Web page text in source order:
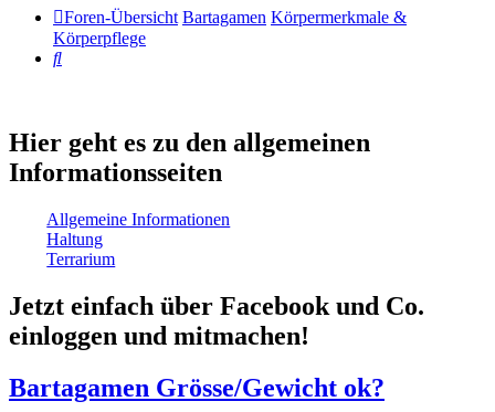
Foren-Übersicht Bartagamen Körpermerkmale &
Körperpflege
Suche
Hier geht es zu den allgemeinen
Informationsseiten
Allgemeine Informationen
Haltung
Terrarium
Jetzt einfach über Facebook und Co.
einloggen und mitmachen!
Bartagamen Grösse/Gewicht ok?